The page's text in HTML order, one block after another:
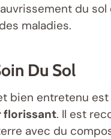
du sol
maladies.
Du Sol
bien entretenu est
florissant. Il est
avec du